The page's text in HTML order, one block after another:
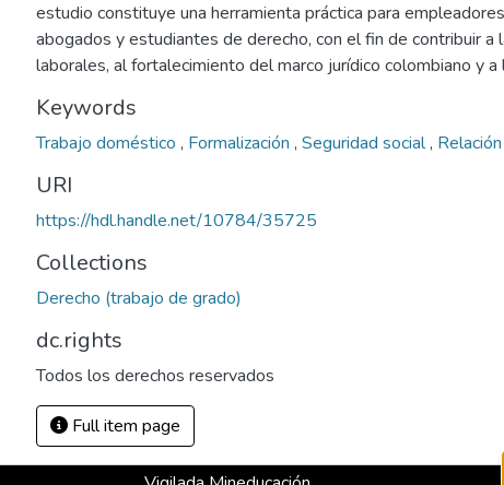
estudio constituye una herramienta práctica para
abogados y estudiantes de derecho, con el fin de contribuir a
laborales, al fortalecimiento del marco jurídico colombiano y a
Keywords
Trabajo doméstico , Formalización , Seguridad social,
URI
https://hdl.handle.net/10784/35725
Collections
Derecho (trabajo de grado)
dc.rights
Todos los derechos reservados
Full item page